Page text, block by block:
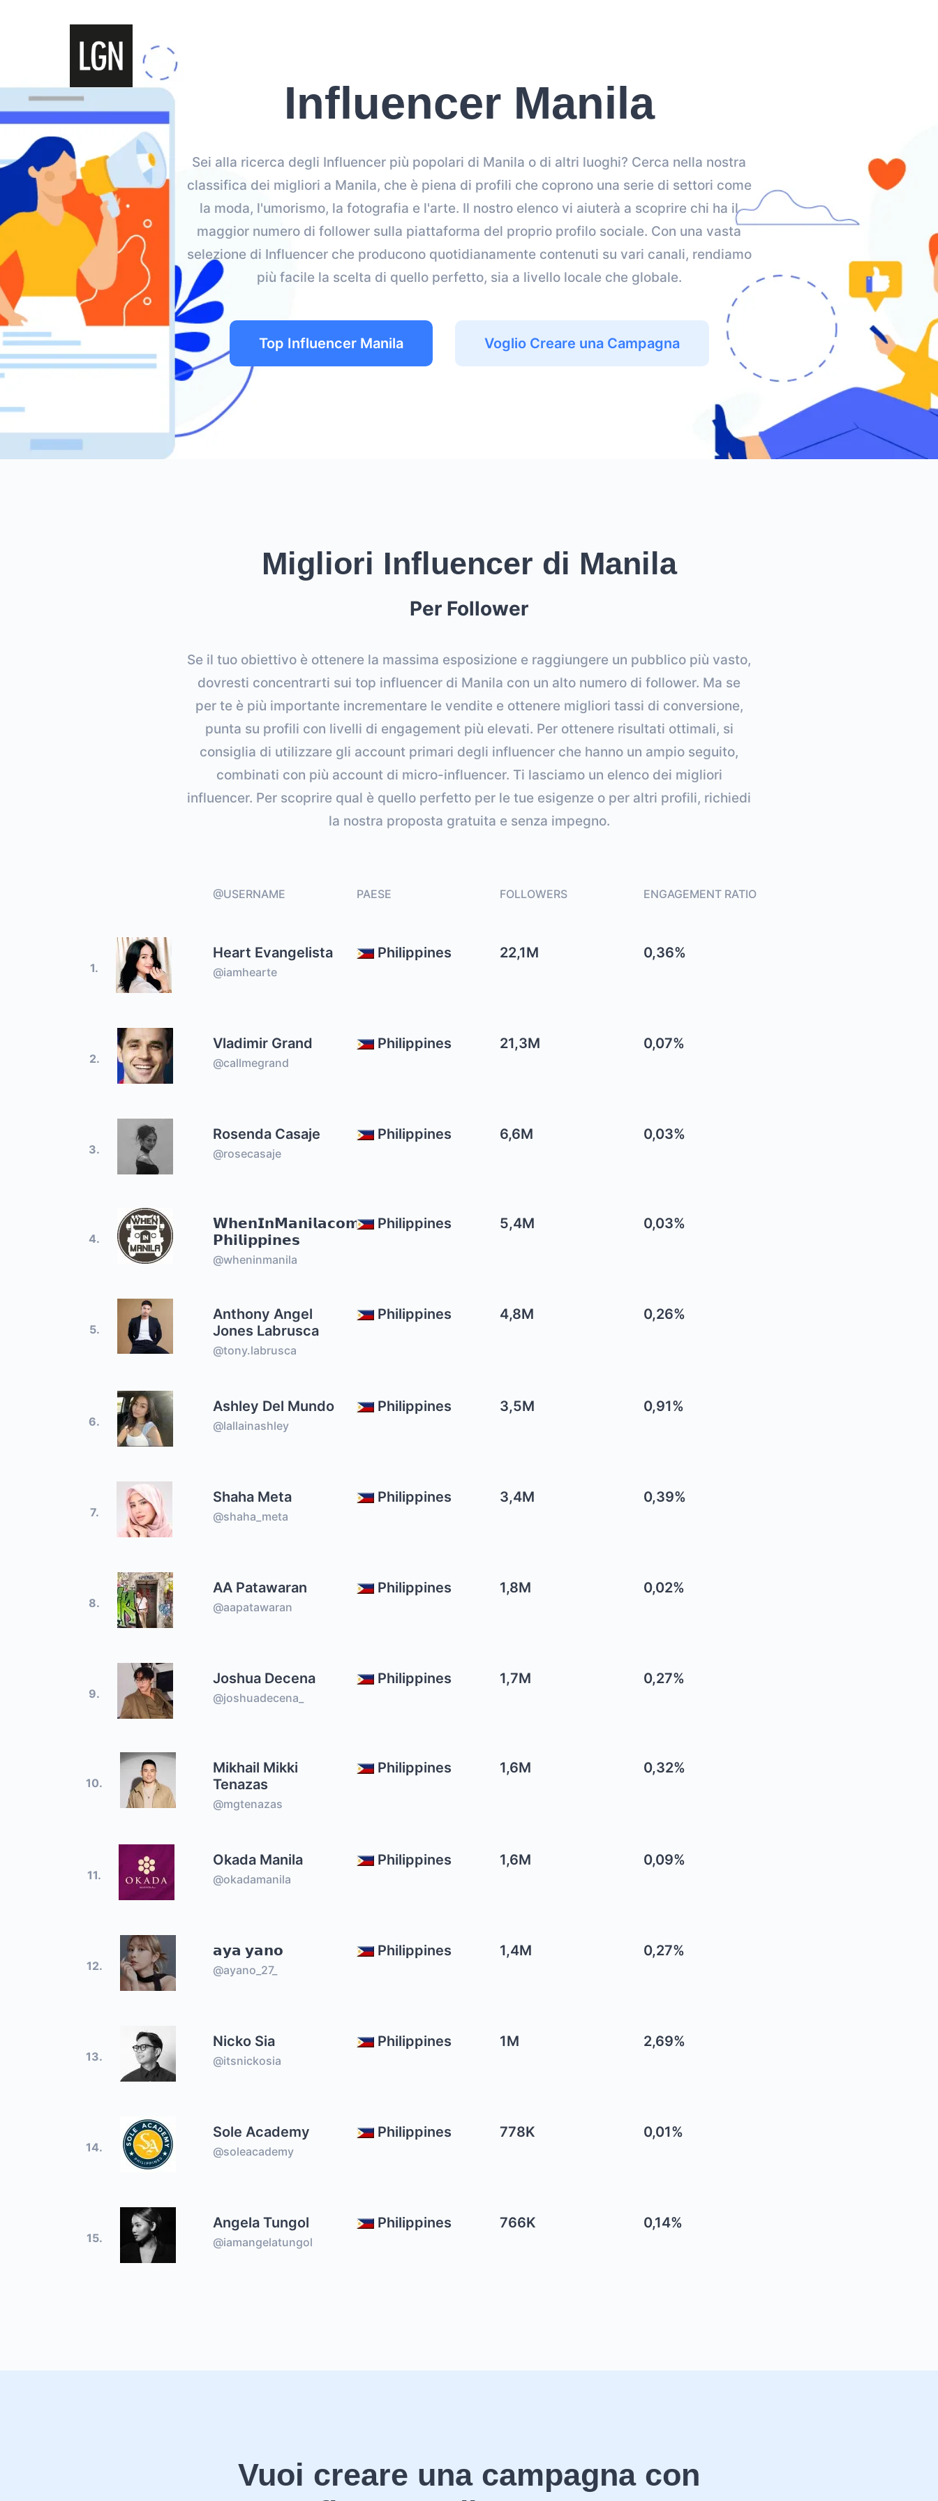
Influencer Manila
Sei alla ricerca degli Influencer più popolari di Manila o di altri luoghi? Cerca nella nostra
classifica dei migliori a Manila, che è piena di profili che coprono una serie di settori come
la moda, l'umorismo, la fotografia e l'arte. Il nostro elenco vi aiuterà a scoprire chi ha il
maggior numero di follower sulla piattaforma del proprio profilo sociale. Con una vasta
selezione di Influencer che producono quotidianamente contenuti su vari canali, rendiamo
più facile la scelta di quello perfetto, sia a livello locale che globale.
Top Influencer Manila Voglio Creare una Campagna
Migliori Influencer di Manila
Per Follower
Se il tuo obiettivo è ottenere la massima esposizione e raggiungere un pubblico più vasto,
dovresti concentrarti sui top influencer di Manila con un alto numero di follower. Ma se
per te è più importante incrementare le vendite e ottenere migliori tassi di conversione,
punta su profili con livelli di engagement più elevati. Per ottenere risultati ottimali, si
consiglia di utilizzare gli account primari degli influencer che hanno un ampio seguito,
combinati con più account di micro-influencer. Ti lasciamo un elenco dei migliori
influencer. Per scoprire qual è quello perfetto per le tue esigenze o per altri profili, richiedi
la nostra proposta gratuita e senza impegno.
@USERNAME PAESE FOLLOWERS ENGAGEMENT RATIO
1.
Heart Evangelista
@iamhearte
Philippines 22,1M 0,36%
2.
Vladimir Grand
@callmegrand
Philippines 21,3M 0,07%
3.
Rosenda Casaje
@rosecasaje
Philippines 6,6M 0,03%
4.
𝗪𝗵𝗲𝗻𝗜𝗻𝗠𝗮𝗻𝗶𝗹𝗮𝗰𝗼𝗺
𝗣𝗵𝗶𝗹𝗶𝗽𝗽𝗶𝗻𝗲𝘀
@wheninmanila
Philippines 5,4M 0,03%
5.
Anthony Angel
Jones Labrusca
@tony.labrusca
Philippines 4,8M 0,26%
6.
Ashley Del Mundo
@lallainashley
Philippines 3,5M 0,91%
7.
Shaha Meta
@shaha_meta
Philippines 3,4M 0,39%
8.
AA Patawaran
@aapatawaran
Philippines 1,8M 0,02%
9.
Joshua Decena
@joshuadecena_
Philippines 1,7M 0,27%
10.
Mikhail Mikki
Tenazas
@mgtenazas
Philippines 1,6M 0,32%
11.
Okada Manila
@okadamanila
Philippines 1,6M 0,09%
12.
𝗮𝘆𝗮 𝘆𝗮𝗻𝗼
@ayano_27_
Philippines 1,4M 0,27%
13.
Nicko Sia
@itsnickosia
Philippines 1M 2,69%
14.
Sole Academy
@soleacademy
Philippines 778K 0,01%
15.
Angela Tungol
@iamangelatungol
Philippines 766K 0,14%
Vuoi creare una campagna con